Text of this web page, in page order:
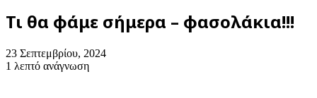
Τι θα φάμε σήμερα – φασολάκια!!!
23 Σεπτεμβρίου, 2024
1 λεπτό ανάγνωση